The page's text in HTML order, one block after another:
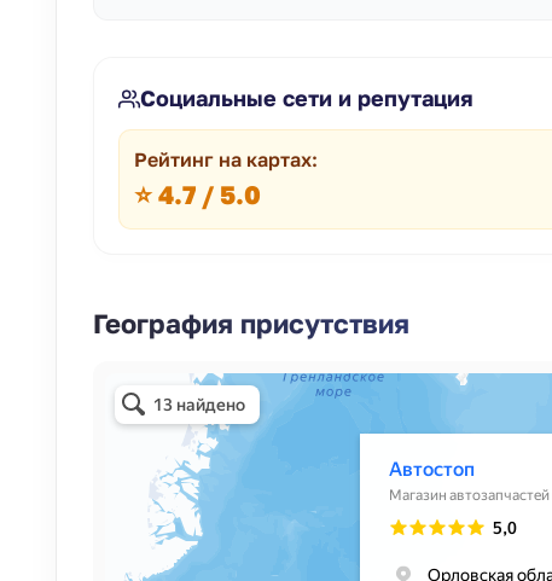
Социальные сети и репутация
Рейтинг на картах:
⭐ 4.7 / 5.0
География присутствия